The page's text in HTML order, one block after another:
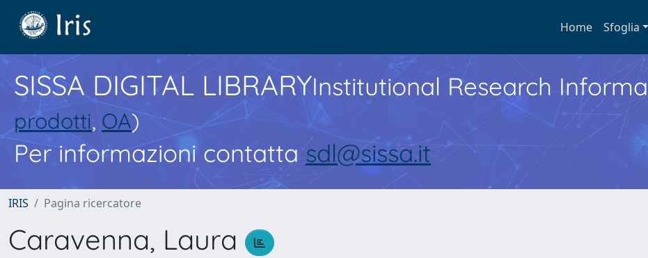
Home Sfoglia
SISSA DIGITAL LIBRARYInstitutional Research
prodotti, OA)
Per informazioni contatta sdl@sissa.it
IRIS Pagina ricercatore
Caravenna, Laura